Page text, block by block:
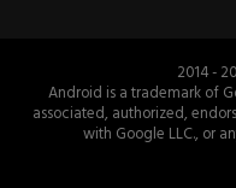
2014 -
Android is a trademark of
associated, authorized,
with Google LLC., or